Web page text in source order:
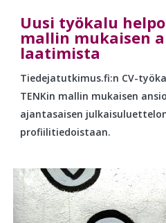
Uusi työkalu
mallin mukaisen
laatimista
Tiedejatutkimus.fi:n CV-
TENKin mallin mukaisen
ajantasaisen
profiilitiedoistaan.